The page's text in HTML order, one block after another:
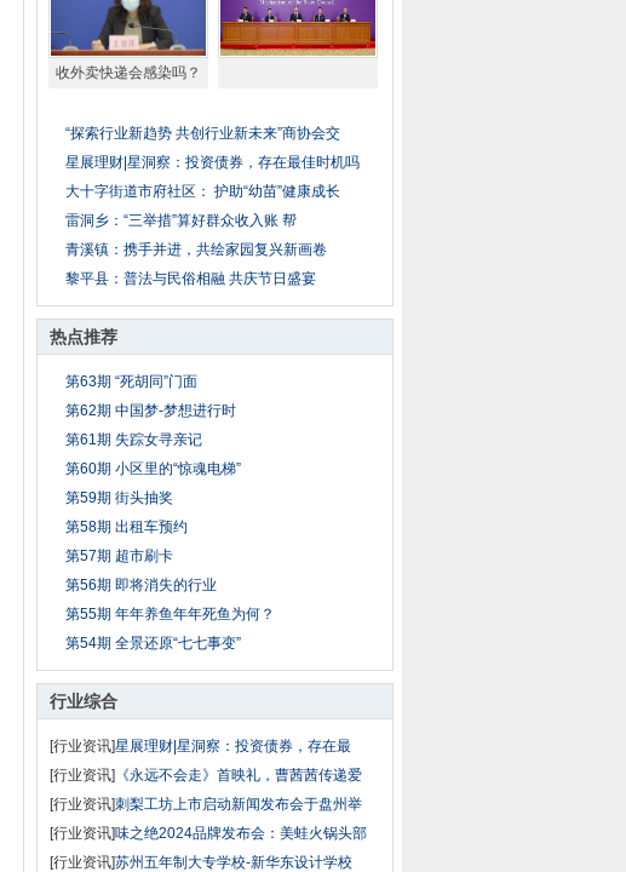
收外卖快递会感染吗？
“探索行业新趋势 共创行业新未来”商协会交
星展理财|星洞察：投资债券，存在最佳时机吗
大十字街道市府社区： 护助“幼苗”健康成长
雷洞乡：“三举措”算好群众收入账 帮
青溪镇：携手并进，共绘家园复兴新画卷
黎平县：普法与民俗相融 共庆节日盛宴
热点推荐
第63期 “死胡同”门面
第62期 中国梦-梦想进行时
第61期 失踪女寻亲记
第60期 小区里的“惊魂电梯”
第59期 街头抽奖
第58期 出租车预约
第57期 超市刷卡
第56期 即将消失的行业
第55期 年年养鱼年年死鱼为何？
第54期 全景还原“七七事变”
行业综合
[行业资讯]星展理财|星洞察：投资债券，存在最
[行业资讯] 《永远不会走》首映礼，曹茜茜传递爱
[行业资讯]刺梨工坊上市启动新闻发布会于盘州举
[行业资讯]味之绝2024品牌发布会：美蛙火锅头部
[行业资讯]苏州五年制大专学校-新华东设计学校